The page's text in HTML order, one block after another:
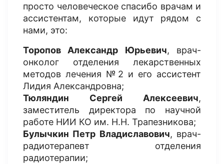
просто человеческое спасибо врачам и
ассистентам, которые идут рядом с
нами, это:
Торопов Александр Юрьевич, врач-
онколог отделения лекарственных
методов лечения №2 и его ассистент
Лидия Александровна;
Тюляндин Сергей Алексеевич,
заместитель директора по научной
работе НИИ КО им. Н.Н. Трапезникова;
Булычкин Петр Владиславович, врач-
радиотерапевт отделения
радиотерапии;